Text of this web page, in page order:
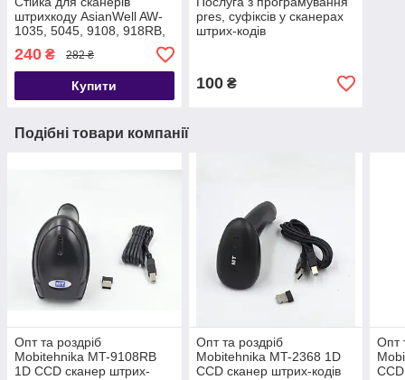
штрихкоду AsianWell AW-
1035, 5045, 9108, 918RB,
9208RB, AW-U3
240 ₴ 282 ₴
Купити
pres, суфіксів у сканерах
штрих-кодів
100₴
Подібні товари компанії
Опт та роздріб
Mobitehnika MT-9108RB
1D CCD сканер штрих-
Опт та роздріб
Mobitehnika MT-2368 1D
CCD сканер штрих-кодів
Опт